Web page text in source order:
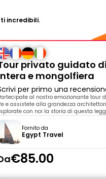
incredibili.
privato guidato
e mongolfiera
per primo una
al nostro emozionante tour
e assistete alla grandezza
con noi la storia di questa
Fornito da
Egypt Travel
€85.00